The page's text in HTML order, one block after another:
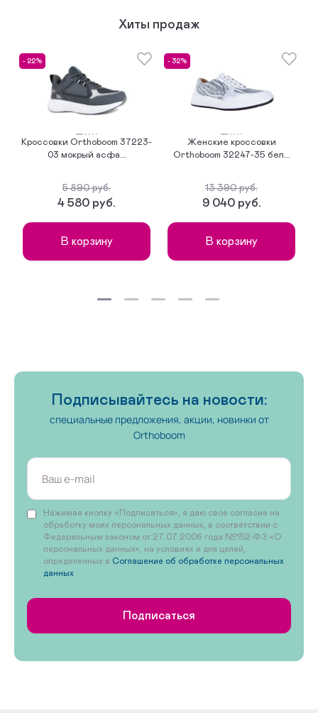
Хиты продаж
- 22%
Кроссовки Orthoboom 37223-
03 мокрый асфа...
5 890 руб.
4 580 руб.
В корзину
- 32%
Женские кроссовки
Orthoboom 32247-35 бел...
13 390 руб.
9 040 руб.
В корзину
Подписывайтесь на новости:
специальные предложения, акции, новинки от
Orthoboom
Нажимая кнопку «Подписаться», я даю свое согласие на
обработку моих персональных данных, в соответствии с
Федеральным законом от 27.07.2006 года №152-ФЗ «О
персональных данных», на условиях и для целей,
определенных в Соглашение об обработке персональных
данных
Подписаться